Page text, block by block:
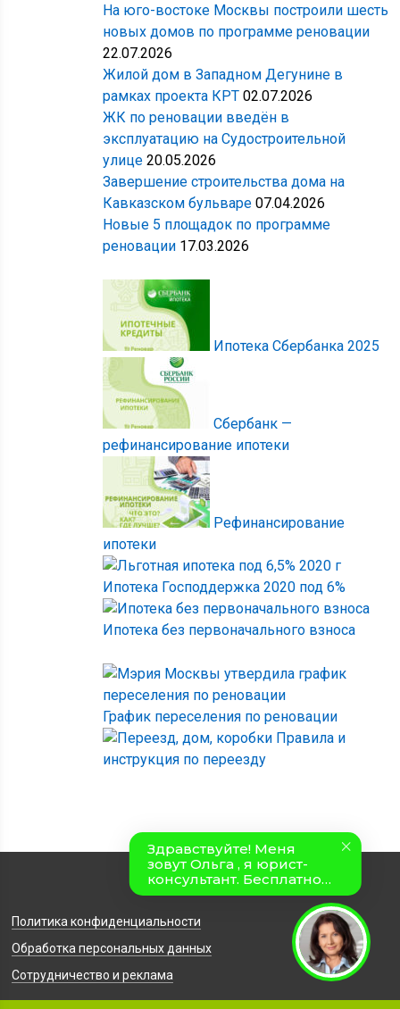
На юго-востоке Москвы построили шесть
новых домов по программе реновации
22.07.2026
Жилой дом в Западном Дегунине в
рамках проекта КРТ 02.07.2026
ЖК по реновации введён в
эксплуатацию на Судостроительной
улице 20.05.2026
Завершение строительства дома на
Кавказском бульваре 07.04.2026
Новые 5 площадок по программе
реновации 17.03.2026
Ипотека Сбербанка 2025
Сбербанк —
рефинансирование ипотеки
Рефинансирование
ипотеки
Ипотека Господдержка 2020 под 6%
Ипотека без первоначального взноса
График переселения по реновации
Правила и
инструкция по переезду
Политика конфиденциальности
Обработка персональных данных
Сотрудничество и реклама